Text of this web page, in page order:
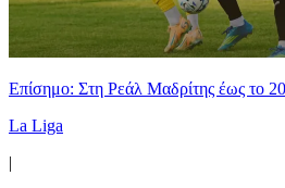
Επίσημο: Στη Ρεάλ Μαδρίτης έως το
La Liga
|